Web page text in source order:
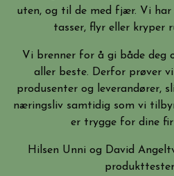
uten, og til de med fjær. Vi har
tasser, flyr eller kryper
Vi brenner for å gi både deg
aller beste. Derfor prøver
produsenter og leverandører,
næringsliv samtidig som vi
er trygge for dine
Hilsen Unni og David